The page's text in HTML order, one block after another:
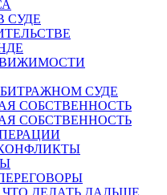
СУДЕ
СУДЕ
СОБСТВЕННОСТЬ
СОБСТВЕННОСТЬ